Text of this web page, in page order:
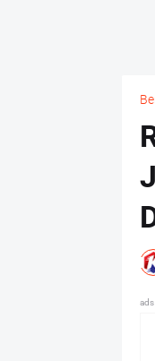
ads